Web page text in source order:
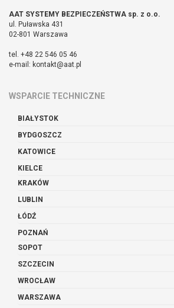
AAT SYSTEMY BEZPIECZEŃSTWA sp. z o.o.
ul. Puławska 431
02-801 Warszawa
tel. +48 22 546 05 46
e-mail: kontakt@aat.pl
WSPARCIE TECHNICZNE
BIAŁYSTOK
BYDGOSZCZ
KATOWICE
KIELCE
KRAKÓW
LUBLIN
ŁÓDŹ
POZNAŃ
SOPOT
SZCZECIN
WROCŁAW
WARSZAWA